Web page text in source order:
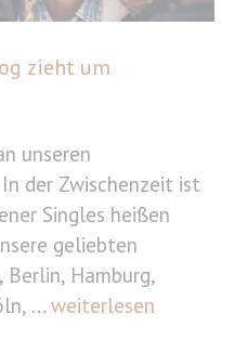
zieht um
unseren
der Zwischenzeit ist
Singles heißen
geliebten
Hamburg,
... weiterlesen